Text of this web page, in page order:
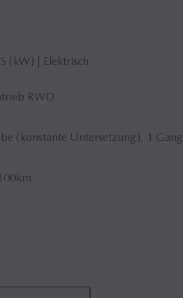
(kW) | Elektrisch
RWD
(konstante Untersetzung), 1 Gang
REICHWEITE